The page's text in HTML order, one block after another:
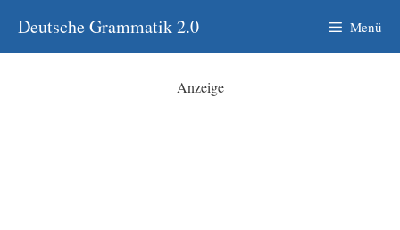
Inhalt
springen
Deutsche Grammatik 2.0 Menü
Anzeige